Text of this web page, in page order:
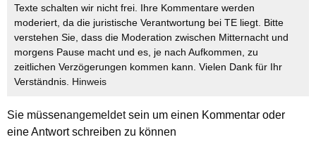
Texte schalten wir nicht frei. Ihre Kommentare werden
moderiert, da die juristische Verantwortung bei TE liegt. Bitte
verstehen Sie, dass die Moderation zwischen Mitternacht und
morgens Pause macht und es, je nach Aufkommen, zu
zeitlichen Verzögerungen kommen kann. Vielen Dank für Ihr
Verständnis. Hinweis
Sie müssenangemeldetsein um einen Kommentar oder
eine Antwort schreiben zu können